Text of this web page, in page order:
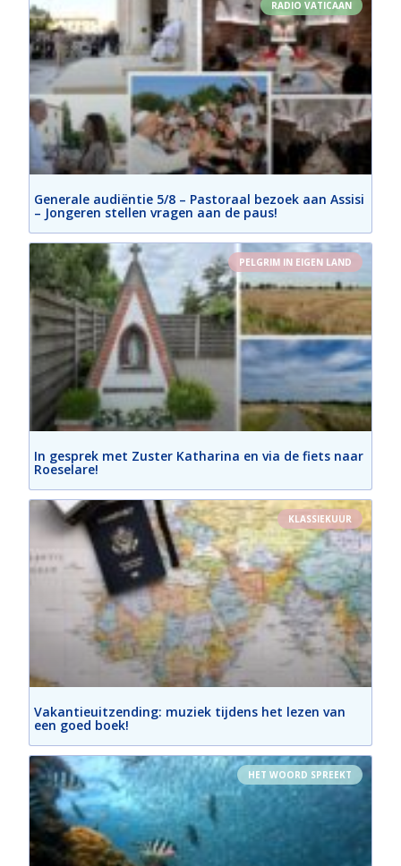
RADIO VATICAAN
Generale audiëntie 5/8 – Pastoraal bezoek aan Assisi
– Jongeren stellen vragen aan de paus!
PELGRIM IN EIGEN LAND
In gesprek met Zuster Katharina en via de fiets naar
Roeselare!
KLASSIEKUUR
Vakantieuitzending: muziek tijdens het lezen van
een goed boek!
HET WOORD SPREEKT